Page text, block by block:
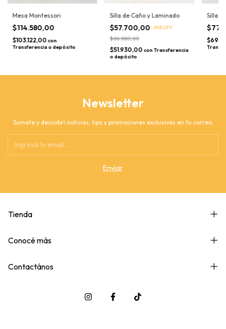
Mesa Montessori
$114.580,00
$103.122,00 con
Transferencia o depósito
Silla de Caño y Laminado
$57.700,00 -34%OFF
$86.880,00
$51.930,00 conTransferencia
o depósito
Silla
Newsletter
Sumate y descubrí noticias, tips y promociones exclusivas en tu correo.
Tienda
Conocé más
Contactános